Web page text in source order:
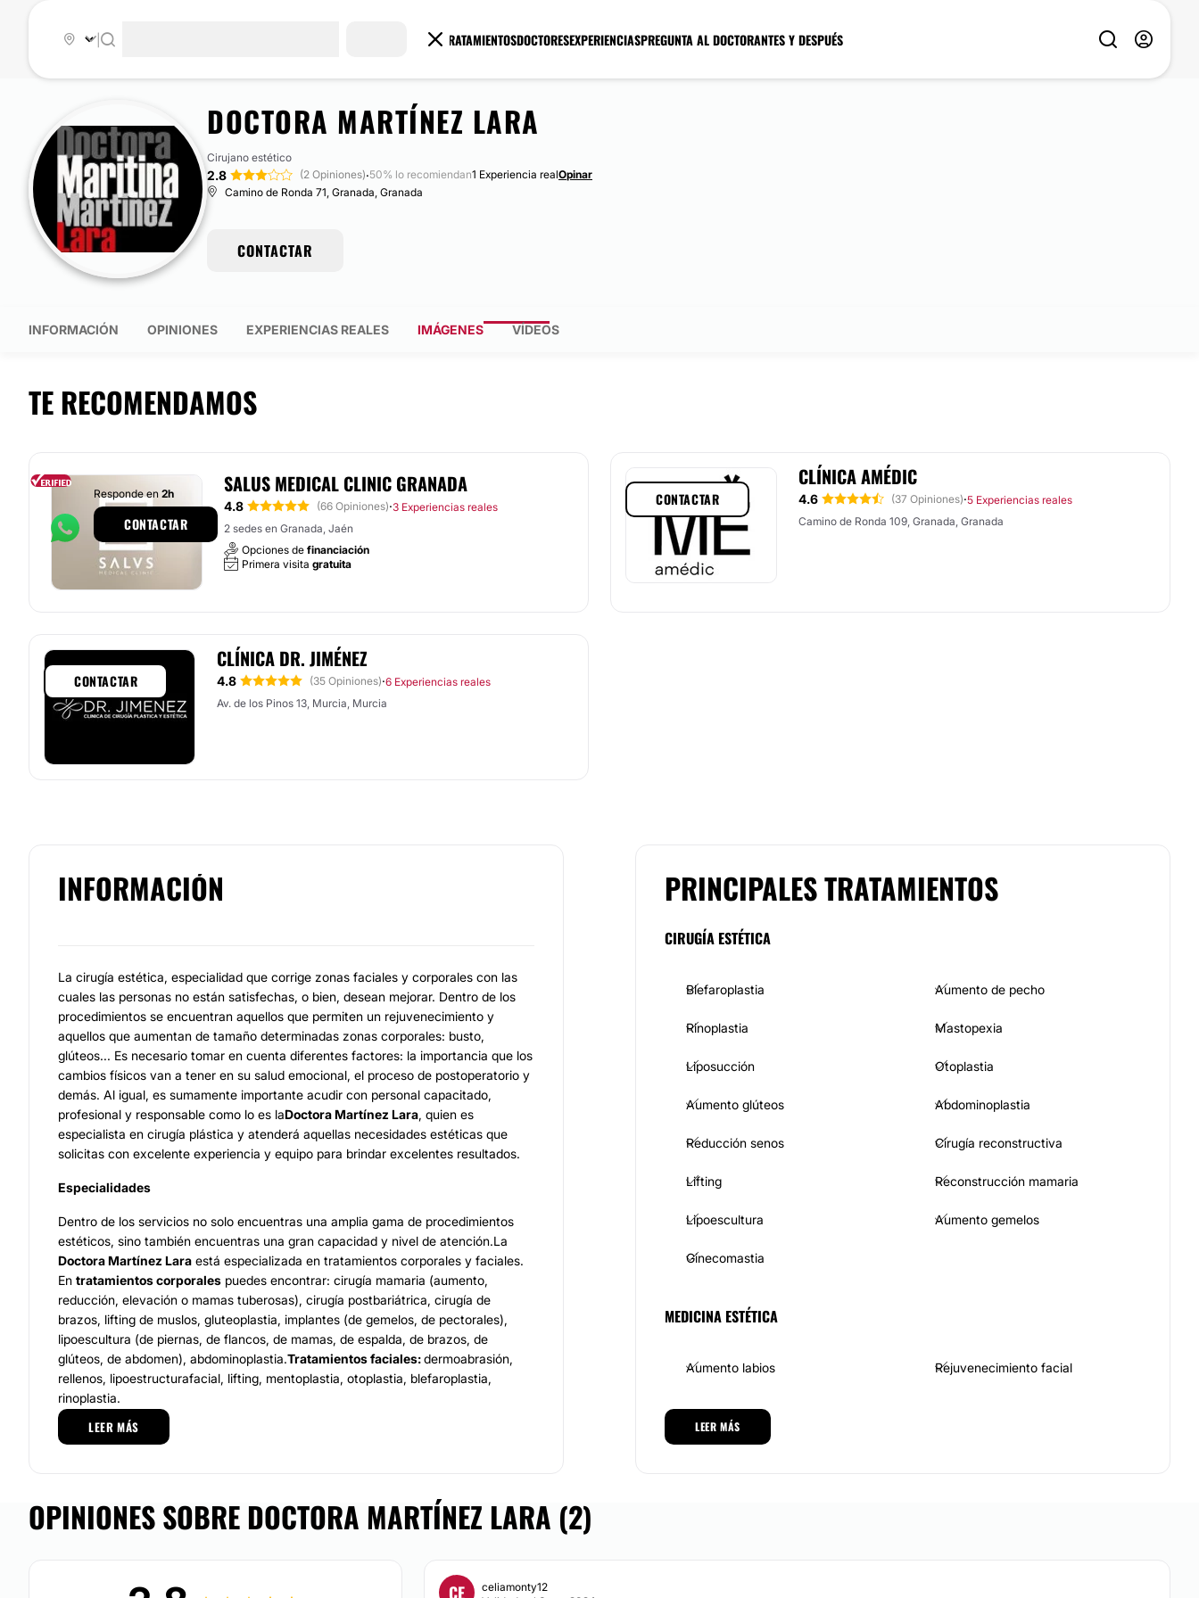
TRATAMIENTOSDOCTORESEXPERIENCIASPREGUNTA AL DOCTORANTES Y DESPUÉS
DOCTORA MARTÍNEZ LARA
Cirujano estético
2.8 (2 Opiniones)·50% lo recomiendan1 Experiencia realOpinar
Camino de Ronda 71, Granada, Granada
CONTACTAR
INFORMACIÓN OPINIONES EXPERIENCIAS REALES IMÁGENES VÍDEOS
TE RECOMENDAMOS
SALUS MEDICAL CLINIC GRANADA
4.8 (66 Opiniones)·3 Experiencias reales
2 sedes en Granada, Jaén
Opciones de financiación
Primera visita gratuita
Responde en 2h
CONTACTAR
CLÍNICA AMÉDIC
4.6 (37 Opiniones)·5 Experiencias reales
Camino de Ronda 109, Granada, Granada
CONTACTAR
CLÍNICA DR. JIMÉNEZ
4.8 (35 Opiniones)·6 Experiencias reales
Av. de los Pinos 13, Murcia, Murcia
CONTACTAR
INFORMACIÓN
La cirugía estética, especialidad que corrige zonas faciales y corporales con las
cuales las personas no están satisfechas, o bien, desean mejorar. Dentro de los
procedimientos se encuentran aquellos que permiten un rejuvenecimiento y
aquellos que aumentan de tamaño determinadas zonas corporales: busto,
glúteos... Es necesario tomar en cuenta diferentes factores: la importancia que los
cambios físicos van a tener en su salud emocional, el proceso de postoperatorio y
demás. Al igual, es sumamente importante acudir con personal capacitado,
profesional y responsable como lo es laDoctora Martínez Lara, quien es
especialista en cirugía plástica y atenderá aquellas necesidades estéticas que
solicitas con excelente experiencia y equipo para brindar excelentes resultados.
Especialidades
Dentro de los servicios no solo encuentras una amplia gama de procedimientos
estéticos, sino también encuentras una gran capacidad y nivel de atención.La
Doctora Martínez Lara está especializada en tratamientos corporales y faciales.
En tratamientos corporales puedes encontrar: cirugía mamaria (aumento,
reducción, elevación o mamas tuberosas), cirugía postbariátrica, cirugía de
brazos, lifting de muslos, gluteoplastia, implantes (de gemelos, de pectorales),
lipoescultura (de piernas, de flancos, de mamas, de espalda, de brazos, de
glúteos, de abdomen), abdominoplastia.Tratamientos faciales:dermoabrasión,
rellenos, lipoestructurafacial, lifting, mentoplastia, otoplastia, blefaroplastia,
rinoplastia.
Equipo
Nieves de Granada. Además, es miembro de la Sociedad Española de Cirugía
Plástica, Reparadora y Estética -SECPRE- y de la Sociedad Internacional de
LEER MÁS
PRINCIPALES TRATAMIENTOS
CIRUGÍA ESTÉTICA
Blefaroplastia Aumento de pecho
Rinoplastia Mastopexia
Liposucción Otoplastia
Aumento glúteos Abdominoplastia
Reducción senos Cirugía reconstructiva
Lifting Reconstrucción mamaria
Lipoescultura Aumento gemelos
Ginecomastia
MEDICINA ESTÉTICA
Aumento labios Rejuvenecimiento facial
CIRUGÍA ÍNTIMA
LEER MÁS
OPINIONES SOBRE DOCTORA MARTÍNEZ LARA (2)
CE
celiamonty12